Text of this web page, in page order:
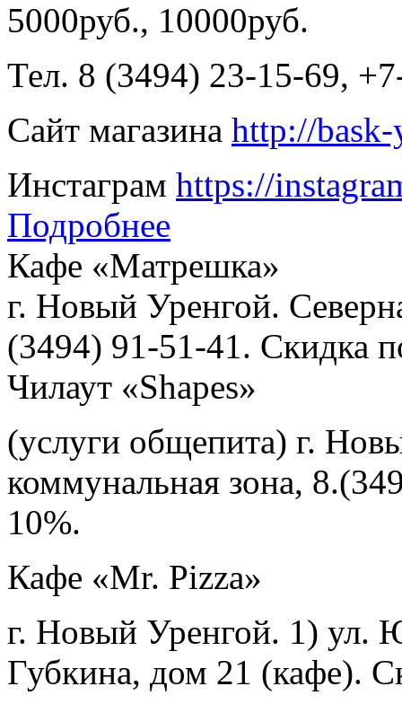
5000руб., 10000руб.
Тел. 8 (3494) 23-15-69,
Сайт магазина http://
Инстаграм https://
Подробнее
Кафе «Матрешка»
г. Новый Уренгой.
(3494) 91-51-41. Скидка
Чилаут «Shapes»
(услуги общепита) г.
коммунальная зона,
10%.
Кафе «Mr. Pizza»
г. Новый Уренгой. 1) ул.
Губкина, дом 21 (кафе).